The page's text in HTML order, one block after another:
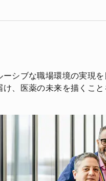
シブな職場環境の実現
、医薬の未来を描くこと